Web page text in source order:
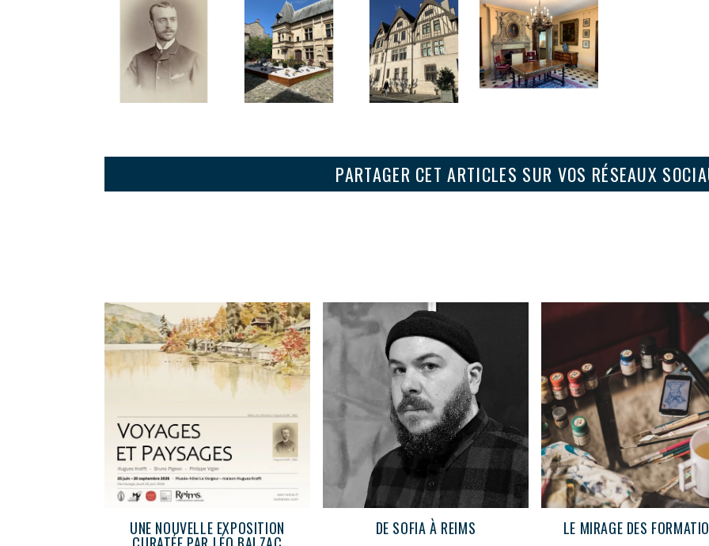
PARTAGER CET ARTICLES SUR VOS RÉSEAUX
UNE NOUVELLE EXPOSITION DE SOFIA À REIMS LE MIRAGE DES